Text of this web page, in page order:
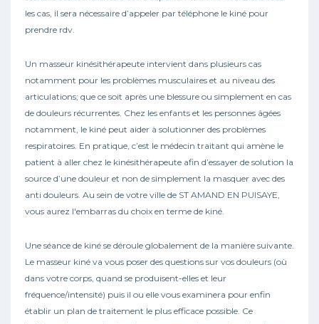
les cas, il sera nécessaire d’appeler par téléphone le kiné pour
prendre rdv.
Un masseur kinésithérapeute intervient dans plusieurs cas
notamment pour les problèmes musculaires et au niveau des
articulations; que ce soit après une blessure ou simplement en cas
de douleurs récurrentes. Chez les enfants et les personnes âgées
notamment, le kiné peut aider à solutionner des problèmes
respiratoires. En pratique, c’est le médecin traitant qui amène le
patient à aller chez le kinésithérapeute afin d’essayer de solution la
source d’une douleur et non de simplement la masquer avec des
anti douleurs. Au sein de votre ville de ST AMAND EN PUISAYE,
vous aurez l'embarras du choix en terme de kiné.
Une séance de kiné se déroule globalement de la manière suivante.
Le masseur kiné va vous poser des questions sur vos douleurs (où
dans votre corps, quand se produisent-elles et leur
fréquence/intensité) puis il ou elle vous examinera pour enfin
établir un plan de traitement le plus efficace possible. Ce